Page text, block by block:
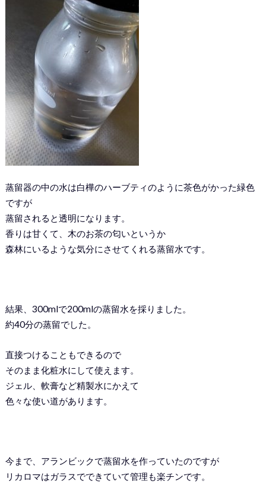
蒸留器の中の水は白樺のハーブティのように茶色がかった緑色
ですが
蒸留されると透明になります。
香りは甘くて、木のお茶の匂いというか
森林にいるような気分にさせてくれる蒸留水です。
結果、300mlで200mlの蒸留水を採りました。
約40分の蒸留でした。
直接つけることもできるので
そのまま化粧水にして使えます。
ジェル、軟膏など精製水にかえて
色々な使い道があります。
今まで、アランビックで蒸留水を作っていたのですが
リカロマはガラスでできていて管理も楽チンです。